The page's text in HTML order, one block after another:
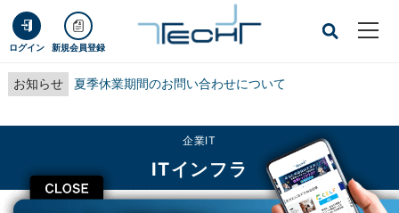
ログイン 新規会員登録
お知らせ 夏季休業期間のお問い合わせについて
CLOSE
企業IT
ITインフラ